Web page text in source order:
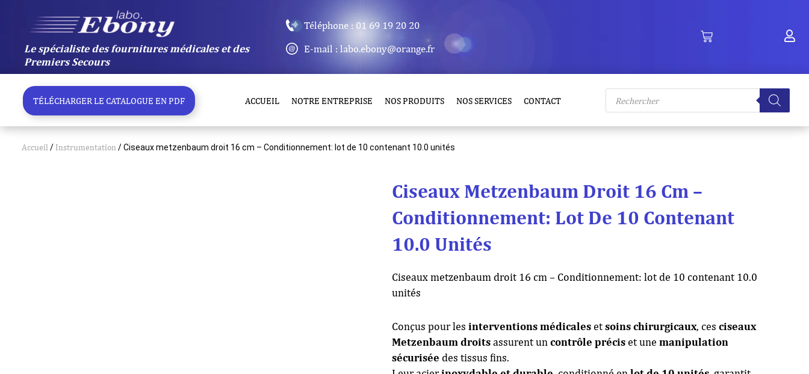
Le spécialiste des fournitures médicales et des
Premiers Secours
Téléphone : 01 69 19 20 20
E-mail : labo.ebony@orange.fr
TÉLÉCHARGER LE CATALOGUE EN PDF ACCUEIL NOTRE ENTREPRISE NOS PRODUITS NOS SERVICES CONTACT
Recherche
produits
Accueil / Instrumentation / Ciseaux metzenbaum droit 16 cm – Conditionnement: lot de 10 contenant 10.0 unités
Ciseaux Metzenbaum Droit 16 Cm –
Conditionnement: Lot De 10 Contenant
10.0 Unités
Ciseaux metzenbaum droit 16 cm – Conditionnement: lot de 10 contenant 10.0
unités
Conçus pour les interventions médicalesetsoins chirurgicaux, ces ciseaux
Metzenbaum droitsassurent uncontrôle préciset une manipulation
sécurisée des tissus fins.